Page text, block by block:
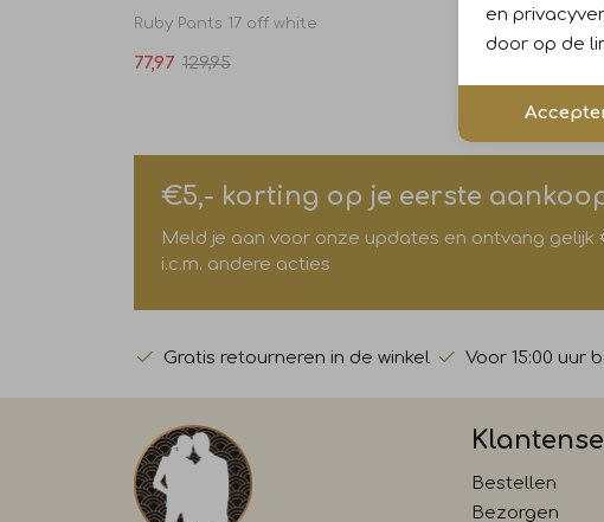
Ruby Pants 17 off white
77,97 129,95
Ruby Pants 13
€5,- korting op je eerste
Meld je aan voor onze updates en ontvang gelijk
i.c.m. andere acties
Gratis retourneren in de winkel Voor 15:00 uur
Bestellen
Bezorgen
en
door op de